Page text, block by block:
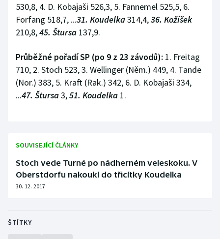
530,8, 4. D. Kobajaši 526,3, 5. Fannemel 525,5, 6.
Forfang 518,7, ...31. Koudelka314,4,36. Kožíšek
210,8,45. Štursa 137,9.
Průběžné pořadí SP (po 9 z 23 závodů): 1. Freitag
710, 2. Stoch 523, 3. Wellinger (Něm.) 449, 4. Tande
(Nor.) 383, 5. Kraft (Rak.) 342, 6. D. Kobajaši 334,
...47. Štursa3,51. Koudelka 1.
SOUVISEJÍCÍ ČLÁNKY
Stoch vede Turné po nádherném veleskoku. V
Oberstdorfu nakoukl do třicítky Koudelka
30. 12. 2017
ŠTÍTKY